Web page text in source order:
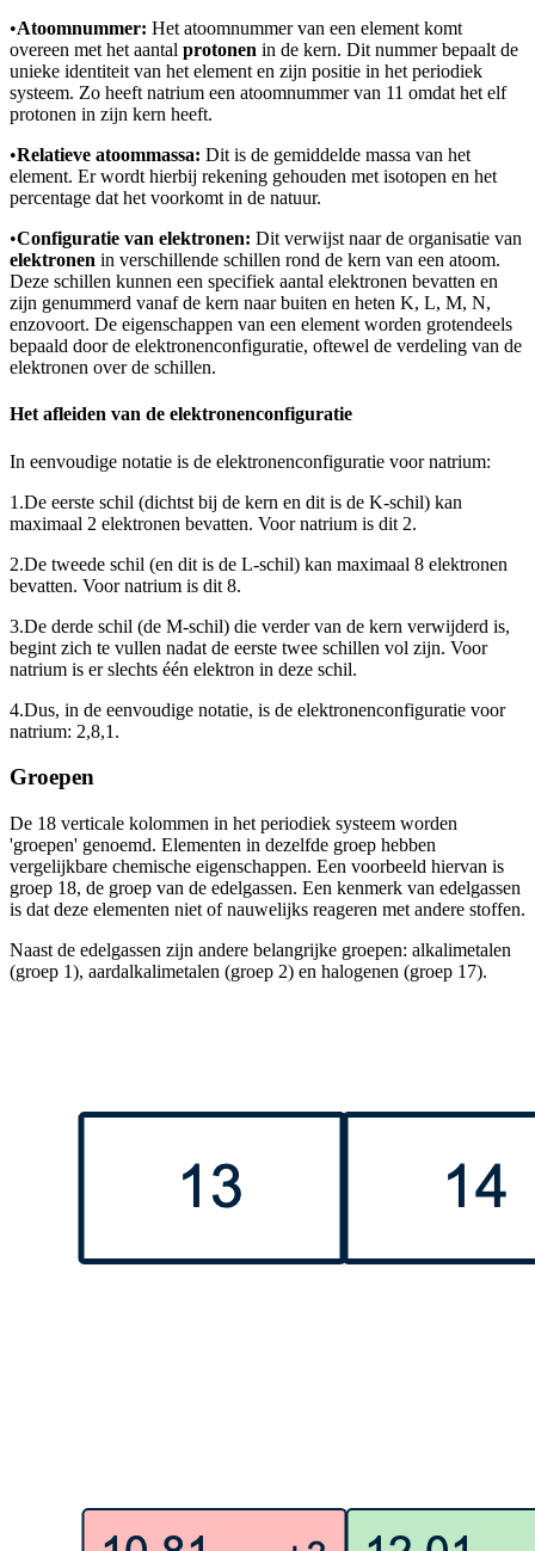
•Atoomnummer: Het atoomnummer van een element komt
overeen met het aantal protonen in de kern. Dit nummer bepaalt de
unieke identiteit van het element en zijn positie in het periodiek
systeem. Zo heeft natrium een atoomnummer van 11 omdat het elf
protonen in zijn kern heeft.
•Relatieve atoommassa: Dit is de gemiddelde massa van het
element. Er wordt hierbij rekening gehouden met isotopen en het
percentage dat het voorkomt in de natuur.
•Configuratie van elektronen: Dit verwijst naar de organisatie van
elektronen in verschillende schillen rond de kern van een atoom.
Deze schillen kunnen een specifiek aantal elektronen bevatten en
zijn genummerd vanaf de kern naar buiten en heten K, L, M, N,
enzovoort. De eigenschappen van een element worden grotendeels
bepaald door de elektronenconfiguratie, oftewel de verdeling van de
elektronen over de schillen.
Het afleiden van de elektronenconfiguratie
In eenvoudige notatie is de elektronenconfiguratie voor natrium:
1.De eerste schil (dichtst bij de kern en dit is de K-schil) kan
maximaal 2 elektronen bevatten. Voor natrium is dit 2.
2.De tweede schil (en dit is de L-schil) kan maximaal 8 elektronen
bevatten. Voor natrium is dit 8.
3.De derde schil (de M-schil) die verder van de kern verwijderd is,
begint zich te vullen nadat de eerste twee schillen vol zijn. Voor
natrium is er slechts één elektron in deze schil.
4.Dus, in de eenvoudige notatie, is de elektronenconfiguratie voor
natrium: 2,8,1.
Groepen
De 18 verticale kolommen in het periodiek systeem worden
'groepen' genoemd. Elementen in dezelfde groep hebben
vergelijkbare chemische eigenschappen. Een voorbeeld hiervan is
groep 18, de groep van de edelgassen. Een kenmerk van edelgassen
is dat deze elementen niet of nauwelijks reageren met andere stoffen.
Naast de edelgassen zijn andere belangrijke groepen: alkalimetalen
(groep 1), aardalkalimetalen (groep 2) en halogenen (groep 17).